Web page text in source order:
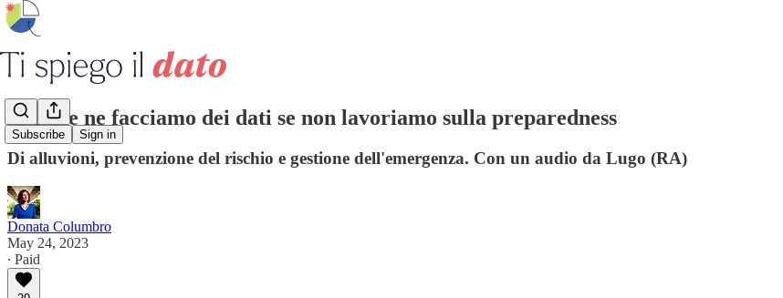
Subscribe Sign in
Cosa ce ne facciamo dei dati se non lavoriamo sulla preparedness
Di alluvioni, prevenzione del rischio e gestione dell'emergenza. Con un audio da Lugo (RA)
Donata Columbro
May 24, 2023
∙ Paid